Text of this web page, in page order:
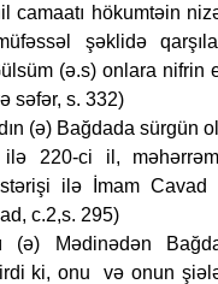
camaatı hökumtəin
şəklidə
(ə.s) onlara nifrin
səfər, s. 332)
(ə) Bağdada sürgün
220-ci il,
ilə İmam Cavad
c.2,s. 295)
(ə) Mədinədən
ki, onu və onun